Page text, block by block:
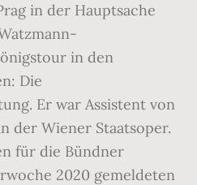
in der Hauptsache
in den
Die
Er war Assistent von
der Wiener Staatsoper.
für die Bündner
2020 gemeldeten